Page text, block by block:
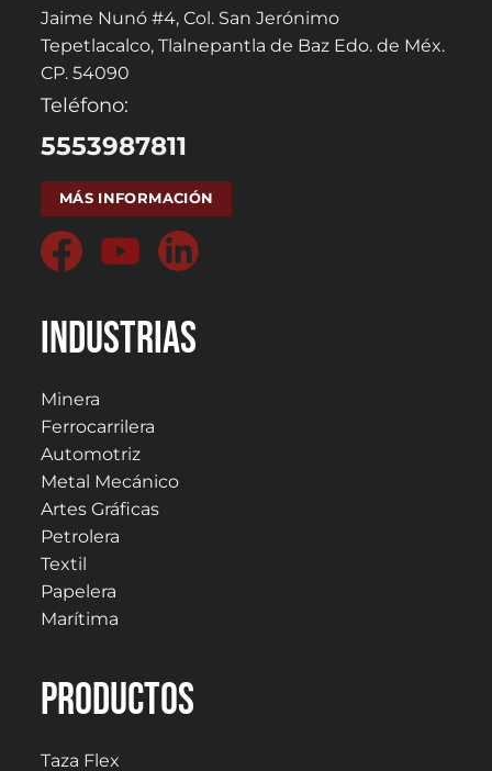
Jaime Nunó #4, Col. San Jerónimo
Tepetlacalco, Tlalnepantla de Baz Edo. de Méx.
CP. 54090
Teléfono:
5553987811
MÁS INFORMACIÓN
Industrias
Minera
Ferrocarrilera
Automotriz
Metal Mecánico
Artes Gráficas
Petrolera
Textil
Papelera
Marítima
PRODUCTOS
Taza Flex